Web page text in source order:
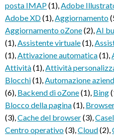
posta IMAP(1),Adobe
Adobe XD(1),Aggiornamento
Aggiornamento oZone(2),AI
(1),Assistente virtuale(1),
(1),Attivazione automatica(1),
Attività(1),Attività
Blocchi(1),Automazione
(6), Backend di oZone(1), Bing
Blocco della pagina(1),
(3),Cache del browser(3),
Centro operativo(3),Cloud(2),